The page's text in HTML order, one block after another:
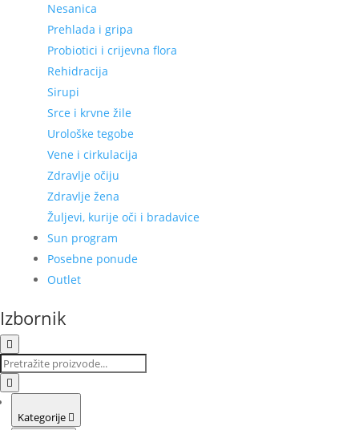
Nesanica
Prehlada i gripa
Probiotici i crijevna flora
Rehidracija
Sirupi
Srce i krvne žile
Urološke tegobe
Vene i cirkulacija
Zdravlje očiju
Zdravlje žena
Žuljevi, kurije oči i bradavice
Sun program
Posebne ponude
Outlet
Izbornik
Kategorije